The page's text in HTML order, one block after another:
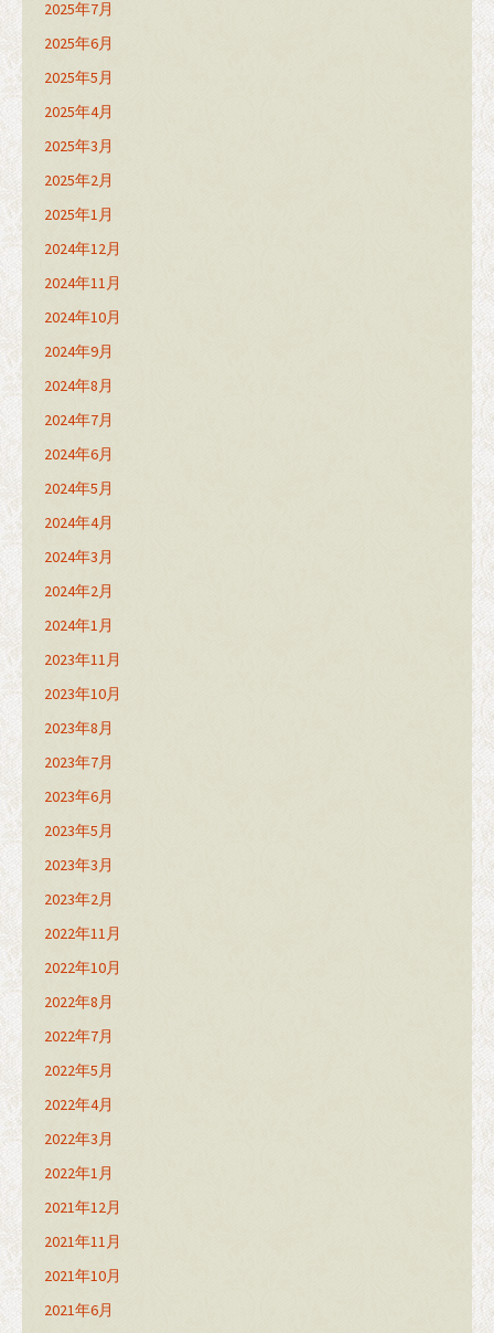
2025年7月
2025年6月
2025年5月
2025年4月
2025年3月
2025年2月
2025年1月
2024年12月
2024年11月
2024年10月
2024年9月
2024年8月
2024年7月
2024年6月
2024年5月
2024年4月
2024年3月
2024年2月
2024年1月
2023年11月
2023年10月
2023年8月
2023年7月
2023年6月
2023年5月
2023年3月
2023年2月
2022年11月
2022年10月
2022年8月
2022年7月
2022年5月
2022年4月
2022年3月
2022年1月
2021年12月
2021年11月
2021年10月
2021年6月